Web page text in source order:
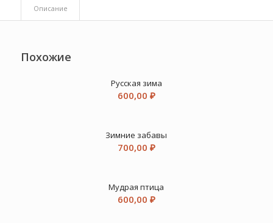
Описание
Похожие
Русская зима
600,00 ₽
Зимние забавы
700,00 ₽
Мудрая птица
600,00 ₽